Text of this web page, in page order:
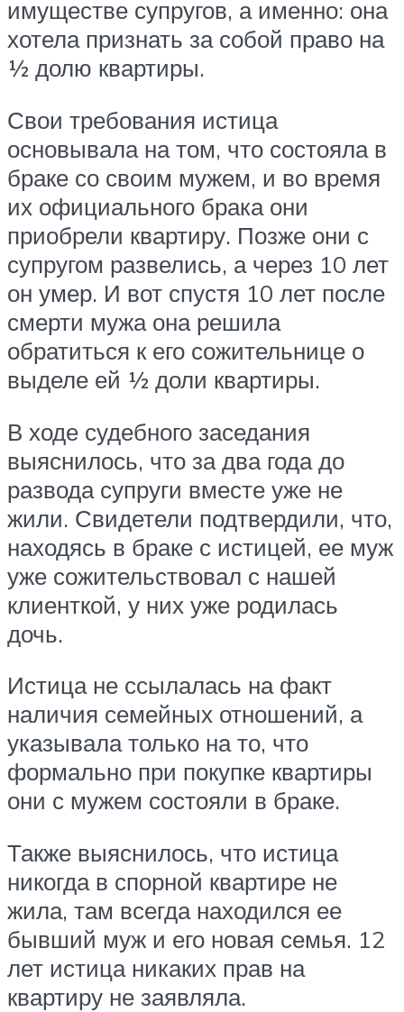
имуществе супругов, а именно: она
хотела признать за собой право на
½ долю квартиры.
Свои требования истица
основывала на том, что состояла в
браке со своим мужем, и во время
их официального брака они
приобрели квартиру. Позже они с
супругом развелись, а через 10 лет
он умер. И вот спустя 10 лет после
смерти мужа она решила
обратиться к его сожительнице о
выделе ей ½ доли квартиры.
В ходе судебного заседания
выяснилось, что за два года до
развода супруги вместе уже не
жили. Свидетели подтвердили, что,
находясь в браке с истицей, ее муж
уже сожительствовал с нашей
клиенткой, у них уже родилась
дочь.
Истица не ссылалась на факт
наличия семейных отношений, а
указывала только на то, что
формально при покупке квартиры
они с мужем состояли в браке.
Также выяснилось, что истица
никогда в спорной квартире не
жила, там всегда находился ее
бывший муж и его новая семья. 12
лет истица никаких прав на
квартиру не заявляла.